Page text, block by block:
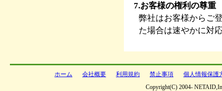
7.お客様の権利の尊重
弊社はお客様からご
た場合は速やかに対
ホーム 会社概要 利用規約 禁止事項
個人情報保護
Copyright(C) 2004-